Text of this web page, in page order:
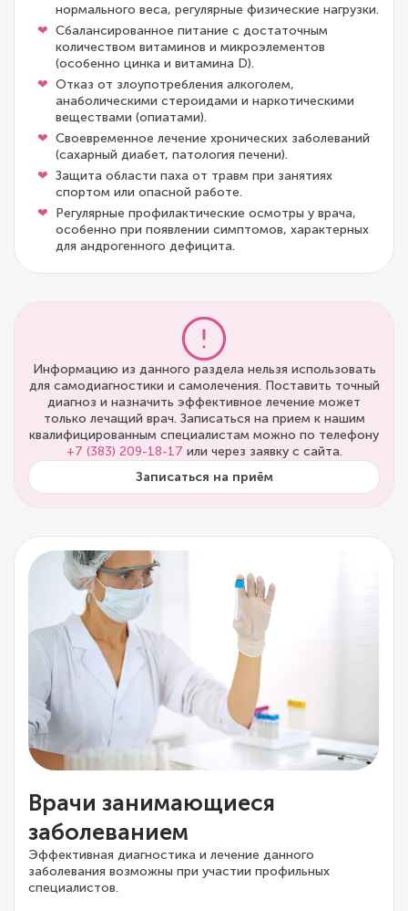
нормального веса, регулярные физические нагрузки.
Сбалансированное питание с достаточным
количеством витаминов и микроэлементов
(особенно цинка и витамина D).
Отказ от злоупотребления алкоголем,
анаболическими стероидами и наркотическими
веществами (опиатами).
Своевременное лечение хронических заболеваний
(сахарный диабет, патология печени).
Защита области паха от травм при занятиях
спортом или опасной работе.
Регулярные профилактические осмотры у врача,
особенно при появлении симптомов, характерных
для андрогенного дефицита.
Информацию из данного раздела нельзя использовать
для самодиагностики и самолечения. Поставить точный
диагноз и назначить эффективное лечение может
только лечащий врач. Записаться на прием к нашим
квалифицированным специалистам можно по телефону
+7 (383) 209-18-17 или через заявку с сайта.
Записаться на приём
Врачи занимающиеся
заболеванием
Эффективная диагностика и лечение данного
заболевания возможны при участии профильных
специалистов.